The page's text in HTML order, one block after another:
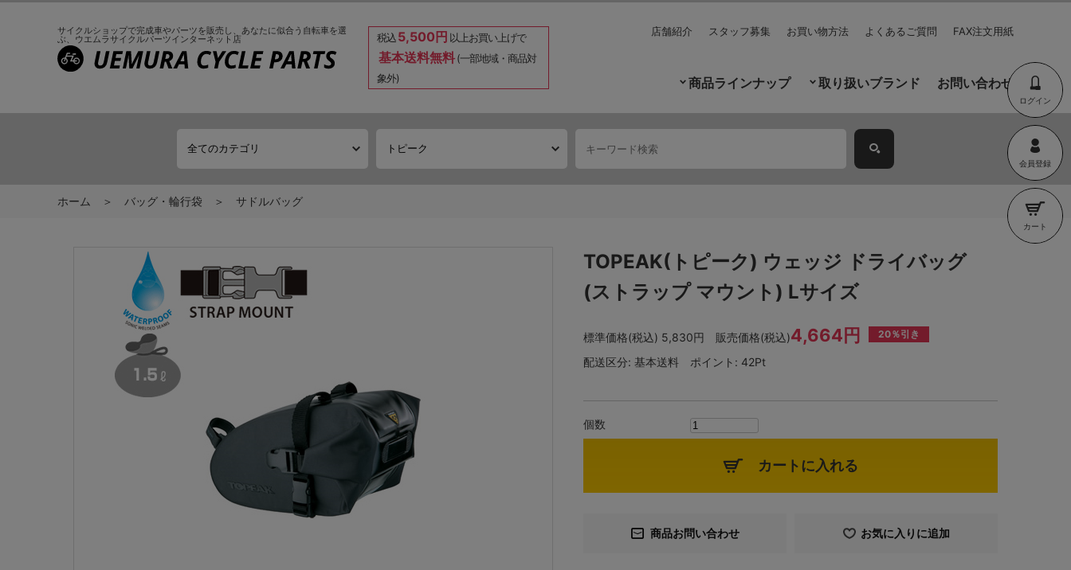
サイクルショップで完成車やパーツを販売し、 あなたに似合う自転車を選
ぶ、 ウエムラサイクルパーツインターネット店 税込5,500円 以上お買い上げで
基本送料無料(一部地域・商品対
象外)
店舗紹介 スタッフ募集 お買い物方法 よくあるご質問 FAX注文用紙
ログイン
会員登録
カート
商品ラインナップ 取り扱いブランド お問い合わせ
ホーム バッグ・輪行袋 サドルバッグ
TOPEAK(トピーク) ウェッジ ドライバッグ
(ストラップ マウント) Lサイズ
標準価格(税込) 5,830円 販売価格(税込)4,664円 20％引き
配送区分: 基本送料 ポイント: 42Pt
個数
カートに入れる
商品お問い合わせ お気に入りに追加